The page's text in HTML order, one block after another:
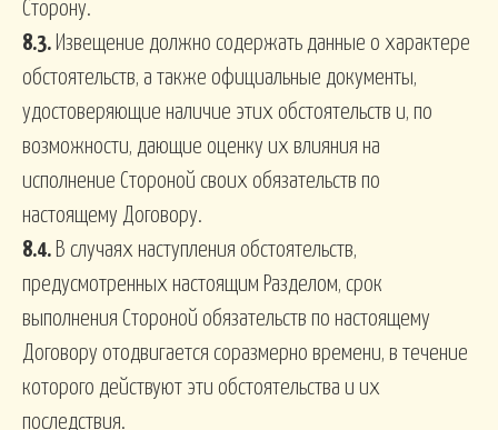
Сторону.
8.3. Извещение должно содержать данные о характере
обстоятельств, а также официальные документы,
удостоверяющие наличие этих обстоятельств и, по
возможности, дающие оценку их влияния на
исполнение Стороной своих обязательств по
настоящему Договору.
8.4. В случаях наступления обстоятельств,
предусмотренных настоящим Разделом, срок
выполнения Стороной обязательств по настоящему
Договору отодвигается соразмерно времени, в течение
которого действуют эти обстоятельства и их
последствия.